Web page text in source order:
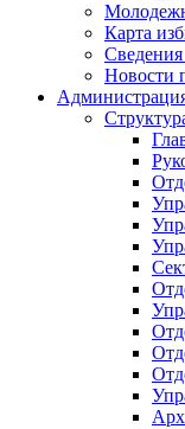
Карта
Сведения
Новости